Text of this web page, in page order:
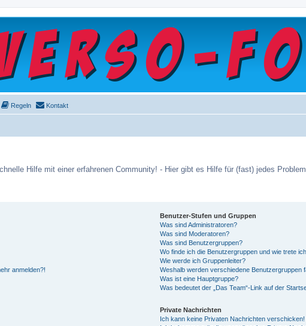
Regeln Kontakt
Hilfe mit einer erfahrenen Community! - Hier gibt es Hilfe für (fast) jedes
anmelden?!
Benutzer-Stufen und Gruppen
Was sind Administratoren?
Was sind Moderatoren?
Was sind Benutzergruppen?
Wo finde ich die Benutzergruppen und wie trete
Wie werde ich Gruppenleiter?
Weshalb werden verschiedene Benutzergruppen
Was ist eine Hauptgruppe?
Was bedeutet der „Das Team“-Link auf der
Private Nachrichten
Ich kann keine Privaten Nachrichten verschicken!